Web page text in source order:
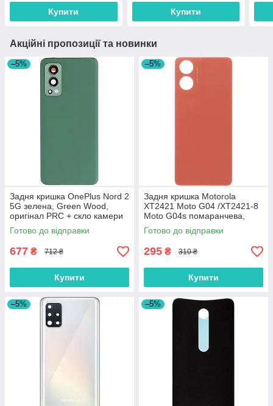
Купити Купити
Акційні пропозиції та новинки
–5%
Задня кришка OnePlus Nord 2
5G зелена, Green Wood,
оригінал PRC + скло камери
Готово до відправки
677 ₴ 712 ₴
Купити
–5%
Задня кришка Motorola
XT2421 Moto G04 /XT2421-8
Moto G04s помаранчева,
Sunrise Orange, оригінал
PRC
Готово до відправки
295 ₴ 310 ₴
Купити
–5% –5%